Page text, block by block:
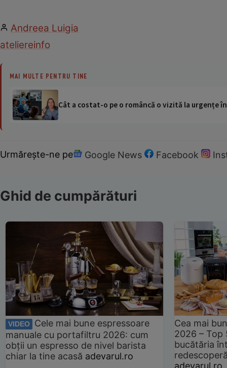
Andreea Luigia
ateliereinfo
MAI MULTE PENTRU TINE
Cât a costat-o pe o româncă o vizită la urgențe
Urmărește-ne pe Google News Facebook
Ghid de cumpărături
VIDEO
Cele mai bune espressoare
manuale cu portafiltru 2026: cum
obții un espresso de nivel barista
chiar la tine acasă adevarul.ro
Cea mai
2026 –
bucătăria